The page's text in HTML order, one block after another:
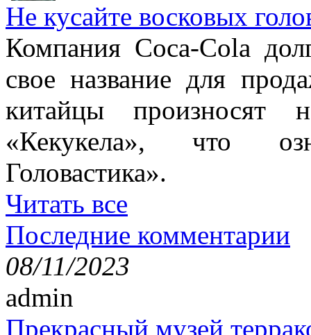
Не кусайте восковых
Компания Coca-Cola
свое название для
китайцы произносят
«Кекукела», что
Головастика».
Читать все
Последние комментарии
08/11/2023
admin
Прекрасный музей